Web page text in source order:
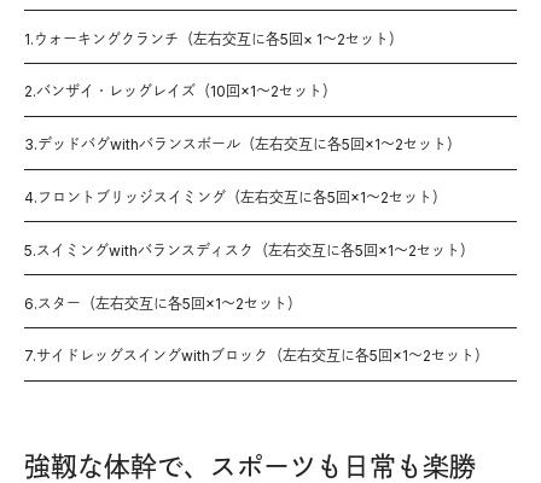
1.ウォーキングクランチ（左右交互に各5回× 1〜2セット）
2.バンザイ・レッグレイズ（10回×1〜2セット）
3.デッドバグwithバランスボール（左右交互に各5回×1〜2セット）
4.フロントブリッジスイミング（左右交互に各5回×1〜2セット）
5.スイミングwithバランスディスク（左右交互に各5回×1〜2セット）
6.スター（左右交互に各5回×1〜2セット）
7.サイドレッグスイングwithブロック（左右交互に各5回×1〜2セット）
強靱な体幹で、スポーツも日常も楽勝